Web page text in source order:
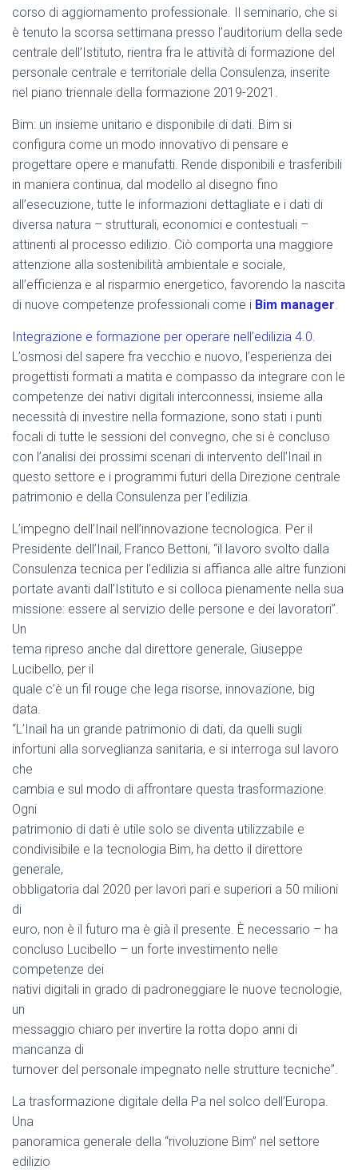
corso di aggiornamento professionale. Il seminario, che si
è tenuto la scorsa settimana presso l’auditorium della sede
centrale dell’Istituto, rientra fra le attività di formazione del
personale centrale e territoriale della Consulenza, inserite
nel piano triennale della formazione 2019-2021.
Bim: un insieme unitario e disponibile di dati. Bim si
configura come un modo innovativo di pensare e
progettare opere e manufatti. Rende disponibili e trasferibili
in maniera continua, dal modello al disegno fino
all’esecuzione, tutte le informazioni dettagliate e i dati di
diversa natura – strutturali, economici e contestuali –
attinenti al processo edilizio. Ciò comporta una maggiore
attenzione alla sostenibilità ambientale e sociale,
all’efficienza e al risparmio energetico, favorendo la nascita
di nuove competenze professionali come i Bim manager.
Integrazione e formazione per operare nell’edilizia 4.0.
L’osmosi del sapere fra vecchio e nuovo, l’esperienza dei
progettisti formati a matita e compasso da integrare con le
competenze dei nativi digitali interconnessi, insieme alla
necessità di investire nella formazione, sono stati i punti
focali di tutte le sessioni del convegno, che si è concluso
con l’analisi dei prossimi scenari di intervento dell’Inail in
questo settore e i programmi futuri della Direzione centrale
patrimonio e della Consulenza per l’edilizia.
L’impegno dell’Inail nell’innovazione tecnologica. Per il
Presidente dell’Inail, Franco Bettoni, “il lavoro svolto dalla
Consulenza tecnica per l’edilizia si affianca alle altre funzioni
portate avanti dall’Istituto e si colloca pienamente nella sua
missione: essere al servizio delle persone e dei lavoratori”.
Un
tema ripreso anche dal direttore generale, Giuseppe
Lucibello, per il
quale c’è un fil rouge che lega risorse, innovazione, big
data.
“L’Inail ha un grande patrimonio di dati, da quelli sugli
infortuni alla sorveglianza sanitaria, e si interroga sul lavoro
che
cambia e sul modo di affrontare questa trasformazione.
Ogni
patrimonio di dati è utile solo se diventa utilizzabile e
condivisibile e la tecnologia Bim, ha detto il direttore
generale,
obbligatoria dal 2020 per lavori pari e superiori a 50 milioni
di
euro, non è il futuro ma è già il presente. È necessario – ha
concluso Lucibello – un forte investimento nelle
competenze dei
nativi digitali in grado di padroneggiare le nuove tecnologie,
un
messaggio chiaro per invertire la rotta dopo anni di
mancanza di
turnover del personale impegnato nelle strutture tecniche”.
La trasformazione digitale della Pa nel solco dell’Europa.
Una
panoramica generale della “rivoluzione Bim” nel settore
edilizio